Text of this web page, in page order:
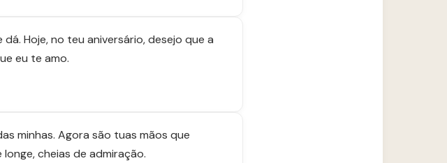
Hoje, no teu aniversário, desejo que a
eu te amo.
minhas. Agora são tuas mãos que
cheias de admiração.